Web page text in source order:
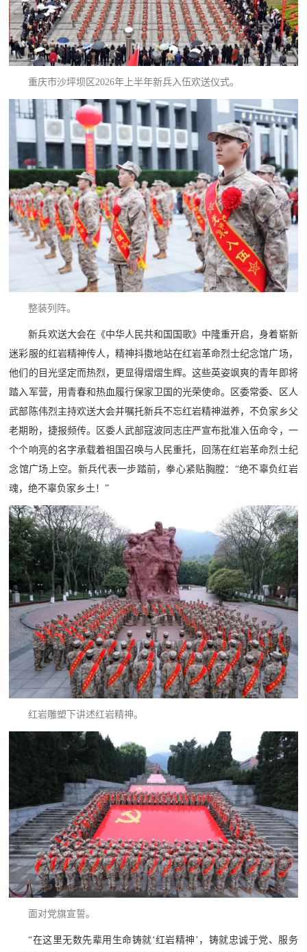
国
防
知
全
民
国
防
全
民
国
防
子
兵
子
弟
兵
国
防
动
国
防
动
员
人
民
防
空
人
民
国
防
智
库
国
防
智
库
英
雄
模
范
英
范
退
役
人
风
采
退
役
风
退
军
重庆市沙坪坝区2026年上半年新兵入伍欢送仪式。
整装列阵。
新兵欢送大会在《中华人民共和国国歌》中隆重开启，身着崭新
迷彩服的红岩精神传人，精神抖擞地站在红岩革命烈士纪念馆广场，
他们的目光坚定而热烈，更显得熠熠生辉。这些英姿飒爽的青年即将
踏入军营，用青春和热血履行保家卫国的光荣使命。区委常委、区人
武部陈伟烈主持欢送大会并嘱托新兵不忘红岩精神滋养，不负家乡父
老期盼，捷报频传。区委人武部寇波同志庄严宣布批准入伍命令，一
个个响亮的名字承载着祖国召唤与人民重托，回荡在红岩革命烈士纪
念馆广场上空。新兵代表一步踏前，拳心紧贴胸膛：“绝不辜负红岩
魂，绝不辜负家乡土！”
红岩雕塑下讲述红岩精神。
面对党旗宣誓。
“在这里无数先辈用生命铸就‘红岩精神’，铸就忠诚于党、服务